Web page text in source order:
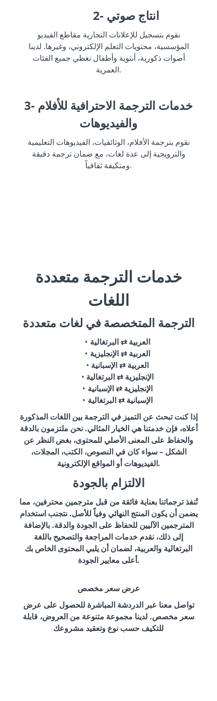
2- انتاج صوتي
نقوم بتسجيل للإعلانات التجارية مقاطع الفيديو
المؤسسية، محتويات التعلم الإلكتروني، وغيرها. لدينا
أصوات ذكورية، أنثوية وأطفال تغطي جميع الفئات
العمرية.
3- خدمات الترجمة الاحترافية للأفلام
والفيديوهات
نقوم بترجمة الأفلام، الوثائقيات، الفيديوهات التعليمية
والترويجية إلى عدة لغات، مع ضمان ترجمة دقيقة
ومتكيفة ثقافياً.
خدمات الترجمة متعددة
اللغات
الترجمة المتخصصة في لغات متعددة
العربية ⇄ البرتغالية
العربية ⇄ الإنجليزية
العربية ⇄ الإسبانية
الإنجليزية ⇄ البرتغالية
الإنجليزية ⇄ الإسبانية
الإسبانية ⇄ البرتغالية
إذا كنت تبحث عن التميز في الترجمة بين اللغات المذكورة
أعلاه، فإن خدمتنا هي الخيار المثالي. نحن ملتزمون بالدقة
والحفاظ على المعنى الأصلي للمحتوى، بغض النظر عن
الشكل – سواء كان في النصوص، الكتب، المجلات،
الفيديوهات أو المواقع الإلكترونية.
الالتزام بالجودة
تُنفذ ترجماتنا بعناية فائقة من قبل مترجمين محترفين، مما
يضمن أن يكون المنتج النهائي وفياً للأصل. نتجنب استخدام
المترجمين الآليين للحفاظ على الجودة والدقة. بالإضافة
إلى ذلك، نقدم خدمات المراجعة والتصحيح باللغة
البرتغالية والعربية، لضمان أن يلبي المحتوى الخاص بك
أعلى معايير الجودة.
عرض سعر مخصص
تواصل معنا عبر الدردشة المباشرة للحصول على عرض
سعر مخصص. لدينا مجموعة متنوعة من العروض، قابلة
للتكيف حسب نوع وتعقيد مشروعك